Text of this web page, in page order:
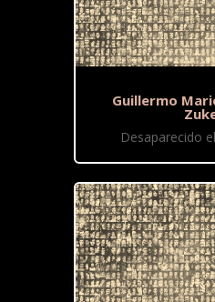
Guillermo
Desaparecido